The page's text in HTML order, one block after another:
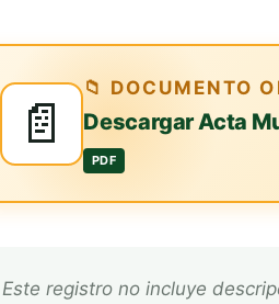
📄
📁 DOCUMENTO
Descargar Acta
PDF
Este registro no incluye descripción adicional. Descarga el documento oficial arriba